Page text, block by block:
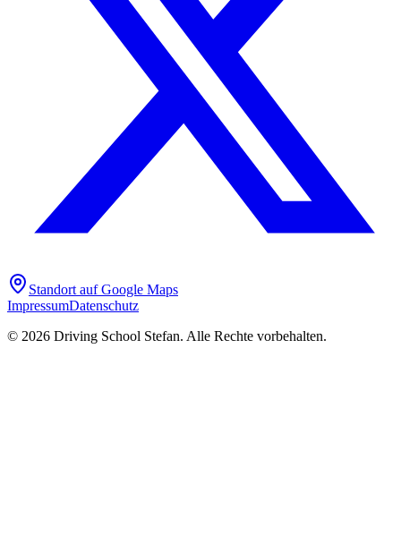
Standort auf Google Maps
ImpressumDatenschutz
© 2026 Driving School Stefan. Alle Rechte vorbehalten.